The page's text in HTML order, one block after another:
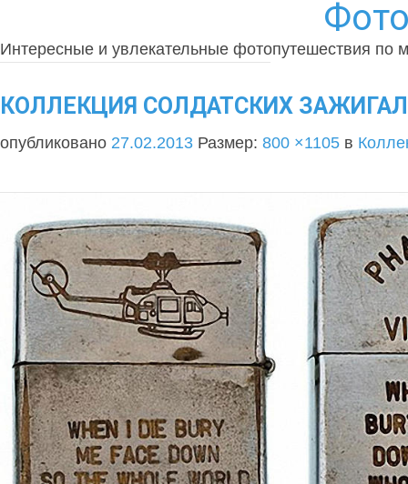
Интересные и увлекательные фотопутешествия по
КОЛЛЕКЦИЯ СОЛДАТСКИХ
опубликовано 27.02.2013 Размер: 800 ×1105 в